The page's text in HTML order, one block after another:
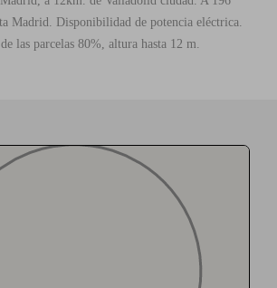
Madrid. Disponibilidad de potencia eléctrica.
las parcelas 80%, altura hasta 12 m.